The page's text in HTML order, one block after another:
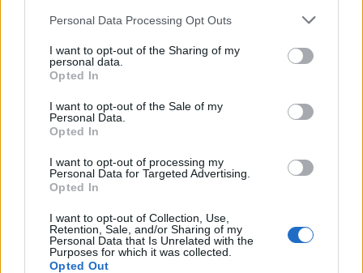
Personal Data Processing Opt Outs
I want to opt-out of the Sharing of my
personal data.
Opted In
I want to opt-out of the Sale of my
Personal Data.
Opted In
I want to opt-out of processing my
Personal Data for Targeted Advertising.
Opted In
I want to opt-out of Collection, Use,
Retention, Sale, and/or Sharing of my
Personal Data that Is Unrelated with the
Purposes for which it was collected.
Opted Out